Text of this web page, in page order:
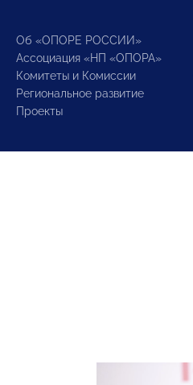
Об «ОПОРЕ РОССИИ»
Ассоциация «НП «ОПОРА»
Комитеты и Комиссии
Региональное развитие
Проекты